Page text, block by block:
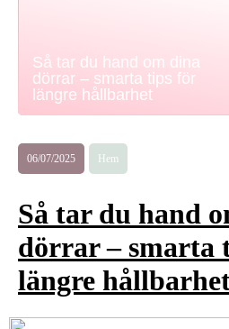
Så tar du hand om dina
dörrar – smarta tips för
längre hållbarhet
06/07/2025 Hem
Så tar du hand
dörrar – smarta
längre